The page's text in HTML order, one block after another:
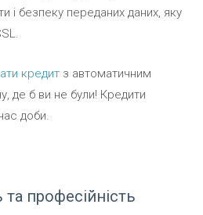
і безпеку переданих даних, яку
кредит з автоматичним
де б ви не були! Кредити
доби.
та професійність